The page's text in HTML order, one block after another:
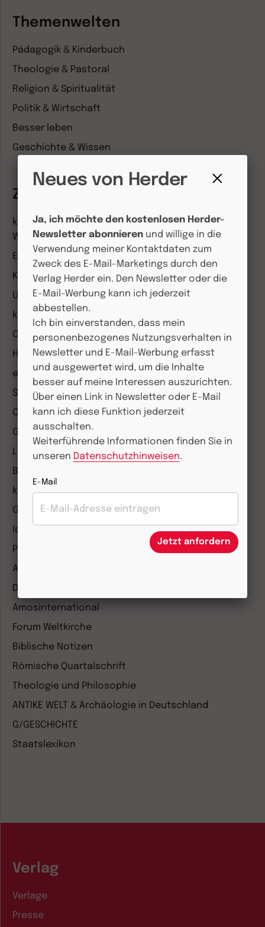
Themenwelten
Pädagogik & Kinderbuch
Theologie & Pastoral
Religion & Spiritualität
Politik & Wirtschaft
Besser leben
Geschichte & Wissen
Zeitschriften
kindergarten heute Fachmagazin, Leitungsheft &
Wenn Eltern Rat suchen
Entdeckungskiste
Kleinstkinder in Kita und Tagespflege
Unser Ganztag
kizz Elternwelt
CHRIST IN DER GEGENWART
Herder Korrespondenz
einfach leben
Stimmen der Zeit
COMMUNIO
Gemeinsam Glauben
Lebensspuren
Bibel lesen
kunst und kirche
Gottesdienst
Ideenwerkstatt Gottesdienste
Pastoralblätter
Anzeiger für die Seelsorge
Diakonia
Amosinternational
Forum Weltkirche
Biblische Notizen
Römische Quartalschrift
Theologie und Philosophie
ANTIKE WELT & Archäologie in Deutschland
G/GESCHICHTE
Staatslexikon
Verlag
Verlage
Presse
Neues von Herder
Ja, ich möchte den kostenlosen Herder-
Newsletter abonnieren und willige in die
Verwendung meiner Kontaktdaten zum
Zweck des E-Mail-Marketings durch den
Verlag Herder ein. Den Newsletter oder die
E-Mail-Werbung kann ich jederzeit
abbestellen.
Ich bin einverstanden, dass mein
personenbezogenes Nutzungsverhalten in
Newsletter und E-Mail-Werbung erfasst
und ausgewertet wird, um die Inhalte
besser auf meine Interessen auszurichten.
Über einen Link in Newsletter oder E-Mail
kann ich diese Funktion jederzeit
ausschalten.
Weiterführende Informationen finden Sie in
unseren Datenschutzhinweisen.
E-Mail
Jetzt anfordern